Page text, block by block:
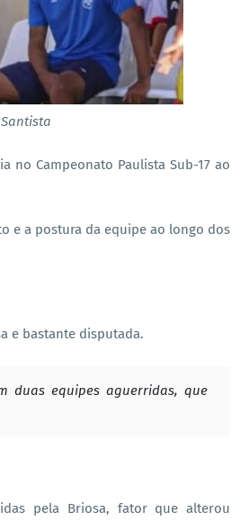
no Campeonato Paulista Sub-17 ao
e a postura da equipe ao longo dos
e bastante disputada.
duas equipes aguerridas, que
pela Briosa, fator que alterou